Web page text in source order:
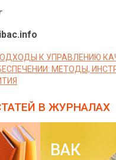
К УПРАВЛЕНИЮ
МЕТОДЫ,
В ЖУРНАЛАХ
ВАК